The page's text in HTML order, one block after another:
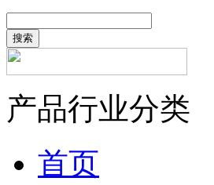
搜索
产品行业分类
首页